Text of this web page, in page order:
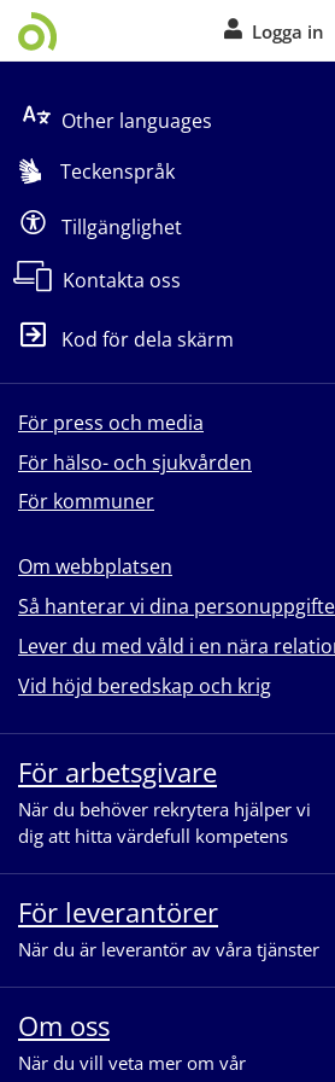
Logga in
Other languages
Teckenspråk
Tillgänglighet
Kontakta oss
Kod för dela skärm
För press och media
För hälso- och sjukvården
För kommuner
Om webbplatsen
Så hanterar vi dina
Lever du med våld i en nära
Vid höjd beredskap och krig
För arbetsgivare
När du behöver rekrytera hjälper vi
dig att hitta värdefull kompetens
För leverantörer
När du är leverantör av våra tjänster
Om oss
När du vill veta mer om vår